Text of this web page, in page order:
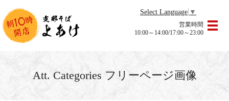
メ
営業時間
10:00～14:00/17:00～23:00
Select Language ▼
Att. Categories フリーページ画像